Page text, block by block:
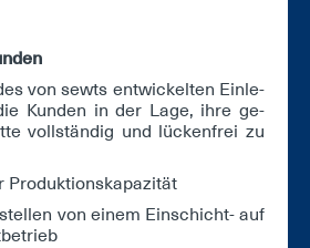
von sewts ent­wi­ckel­ten Ein­le­
Kun­den in der La­ge, ih­re ge­
voll­stän­dig und lü­cken­frei zu
Pro­duk­ti­ons­ka­pa­zi­tät
von ei­nem Ein­schicht- auf